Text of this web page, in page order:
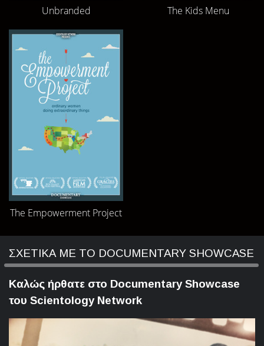
Unbranded The Kids Menu
The Empowerment Project
ΣΧΕΤΙΚΑ ΜΕ ΤΟ DOCUMENTARY SHOWCASE
Καλώς ήρθατε στο Documentary Showcase
του Scientology Network